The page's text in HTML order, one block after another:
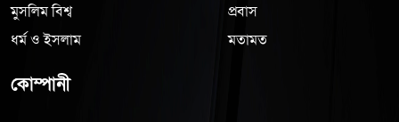
মুসলিম বিশ্ব
ধর্ম ও ইসলাম
প্রবাস
মতামত
কোম্পানী